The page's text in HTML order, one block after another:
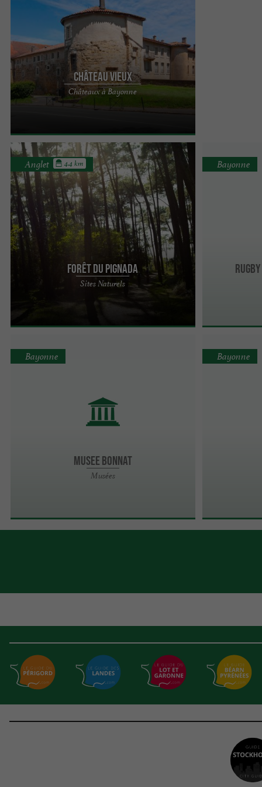
Château Vieux
Châteaux à Bayonne
Le Château Vieux de Bayonne est un site
emblématique du centre-ville historique de
Bayonne. Vous pourrez ...
Forêt du Pignada
Sites Naturels
Anglet 4.4 km
La Forêt du Pignada est nichée entre les dunes du
littoral basque et l’embouchure de l’Adour. Elle
Bayonne
MUSEE BONNAT
Musées
Bayonne Bayonne